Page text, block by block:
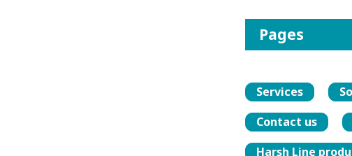
Pages
Services
Contact us
Harsh Line